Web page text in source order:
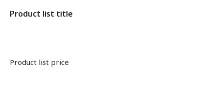
Product list title
Product list price